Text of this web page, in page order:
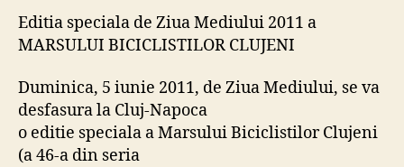
Mediului
2011
a
MARSULUI
BICICLISTILOR
Editia speciala de Ziua Mediului 2011 a
MARSULUI BICICLISTILOR CLUJENI
Duminica, 5 iunie 2011, de Ziua Mediului, se va
desfasura la Cluj-Napoca
o editie speciala a Marsului Biciclistilor Clujeni
(a 46-a din seria